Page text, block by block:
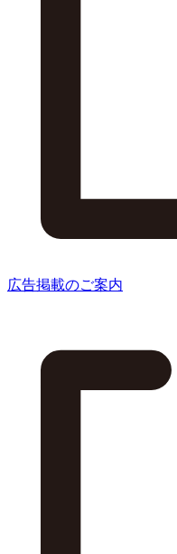
広告掲載のご案内